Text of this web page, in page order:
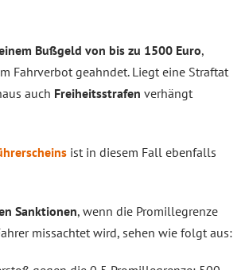
Bußgeld von bis zu 1500 Euro,
Fahrverbot geahndet. Liegt eine Straftat
auch Freiheitsstrafen verhängt
ist in diesem Fall ebenfalls
Sanktionen, wenn die Promillegrenze
missachtet wird, sehen wie folgt aus: